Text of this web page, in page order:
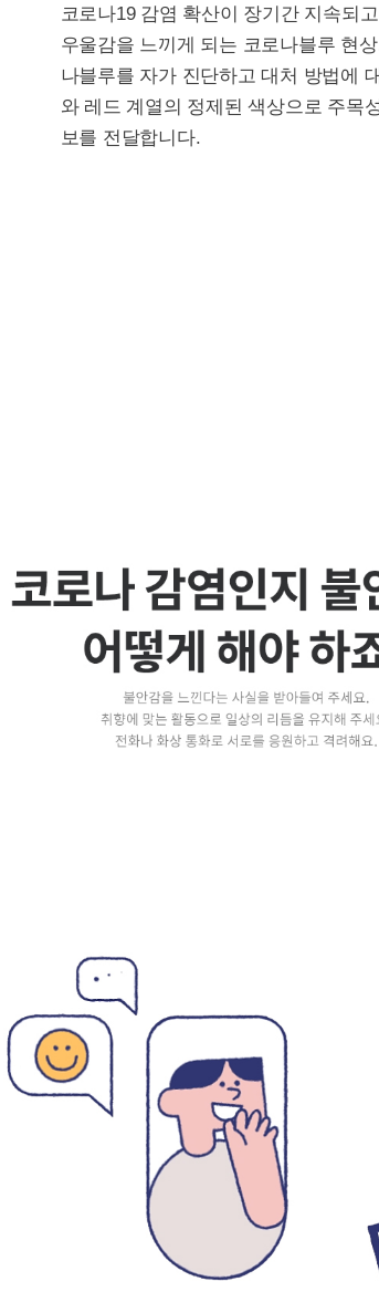
코로나19 감염 확산이 장기간 지속되
우울감을 느끼게 되는 코로나블루 현
나블루를 자가 진단하고 대처 방법에
와 레드 계열의 정제된 색상으로 주목
보를 전달합니다.